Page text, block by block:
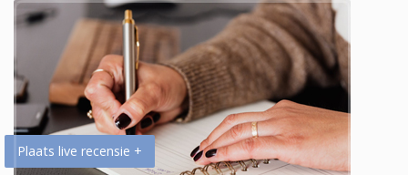
Plaats live recensie +